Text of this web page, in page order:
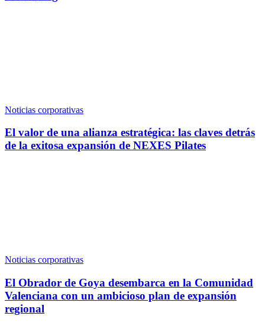
Noticias corporativas
El valor de una alianza estratégica: las claves detrás
de la exitosa expansión de NEXES Pilates
Noticias corporativas
El Obrador de Goya desembarca en la Comunidad
Valenciana con un ambicioso plan de expansión
regional